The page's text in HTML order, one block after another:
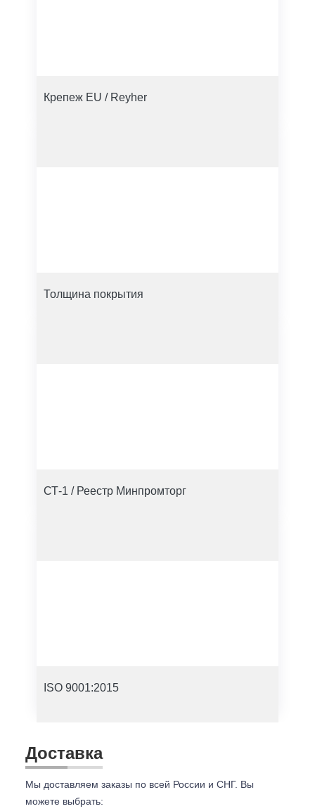
Крепеж EU / Reyher
Толщина покрытия
СТ-1 / Реестр Минпромторг
ISO 9001:2015
Доставка
Мы доставляем заказы по всей России и СНГ. Вы
можете выбрать: